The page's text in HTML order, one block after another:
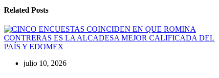
Related Posts
julio 10, 2026